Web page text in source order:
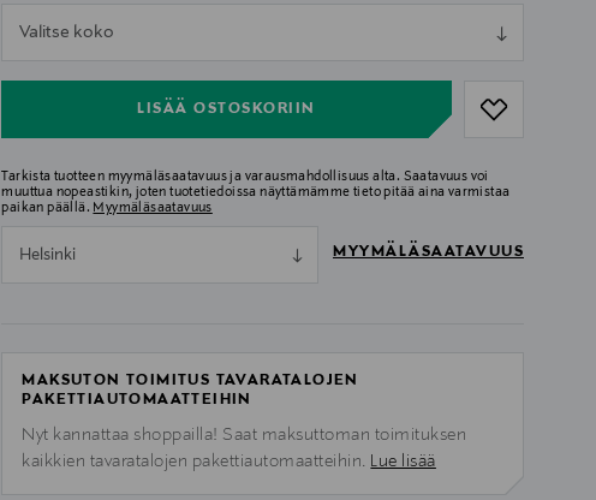
Valitse koko
LISÄÄ OSTOSKORIIN
Tarkista tuotteen myymäläsaatavuus ja varausmahdollisuus alta. Saatavuus voi
muuttua nopeastikin, joten tuotetiedoissa näyttämämme tieto pitää aina varmistaa
paikan päällä. Myymäläsaatavuus
Helsinki MYYMÄLÄSAATAVUUS
MAKSUTON TOIMITUS TAVARATALOJEN
PAKETTIAUTOMAATTEIHIN
Nyt kannattaa shoppailla! Saat maksuttoman toimituksen
kaikkien tavaratalojen pakettiautomaatteihin. Lue lisää